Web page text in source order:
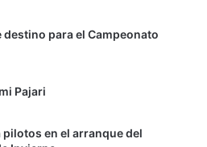
para el Campeonato
Pajari
en el arranque del